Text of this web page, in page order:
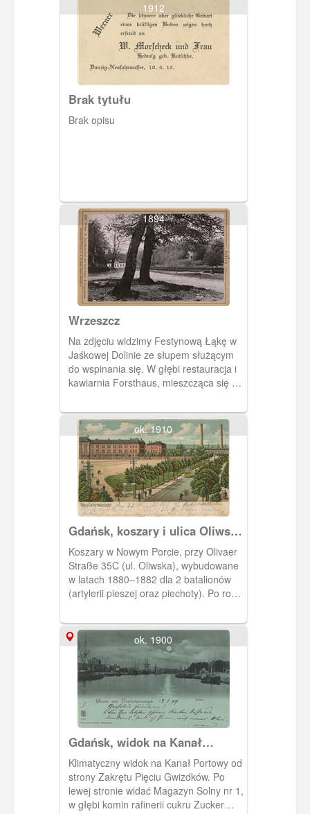
1912
Brak tytułu
Brak opisu
1894
Wrzeszcz
Na zdjęciu widzimy Festynową Łąkę w
Jaśkowej Dolinie ze słupem służącym
do wspinania się. W głębi restauracja i
kawiarnia Forsthaus, mieszcząca się w
1884 roku.
ok. 1910
Gdańsk, koszary i ulica Oliwska
w Nowym Porcie
Koszary w Nowym Porcie, przy Olivaer
Straße 35C (ul. Oliwska), wybudowane
w latach 1880–1882 dla 2 batalionów
(artylerii pieszej oraz piechoty). Po roku
rządowi polskiemu na mieszkania
polskich pracowników poczty, kolei i
pracujących na Westerplatte. W głębi
kominy cukrowni. Obieg 1917 r.
ok. 1900
Gdańsk, widok na Kanał
Portowy,
Klimatyczny widok na Kanał Portowy od
strony Zakrętu Pięciu Gwizdków. Po
lewej stronie widać Magazyn Solny nr 1,
w głębi komin rafinerii cukru Zucker